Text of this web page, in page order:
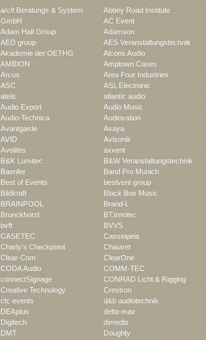
a/c/t Beratungs & System
GmbH
Abbey Road Institute
AC Event
Adam Hall Group Adamson
AED group AES Veranstaltungstechnik
Akademie der OETHG Alcons Audio
AMBION Amptown Cases
Arcus Area Four Industries
ASC ASL Electronic
ateis atlantic audio
Audio Export Audio Music
Audio-Technica Audiovation
Avantgarde Avaya
AVID Avisonik
Avolites axxent
B&K Lumitec B&W Veranstaltungstechnik
Baenfer Band Pro Munich
Best of Events bestvent group
Bildkraft Black Box Music
BRAINPOOL Brand-L
Brunckhorst BT.innotec
bvft BVVS
CASETEC Cassiopeia
Charly's Checkpoint Chauvet
Clear-Com ClearOne
CODA Audio COMM-TEC
connectSignage CONRAD Licht & Rigging
Creative Technology Crestron
ctc events d&b audiotechnik
DEAplus delta-max
Digitech dimedis
DMT Doughty